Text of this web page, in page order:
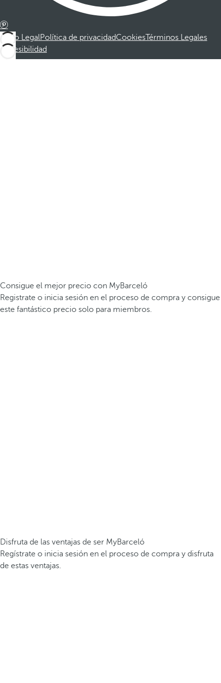
Aviso LegalPolítica de privacidadCookiesTérminos Legales
Accesibilidad
Consigue el mejor precio con MyBarceló
Registrate o inicia sesión en el proceso de compra y consigue
este fantástico precio solo para miembros.
Disfruta de las ventajas de ser MyBarceló
Regístrate o inicia sesión en el proceso de compra y disfruta
de estas ventajas.